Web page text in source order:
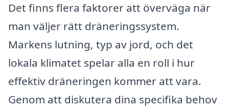
Det finns flera faktorer att överväga när
man väljer rätt dräneringssystem.
Markens lutning, typ av jord, och det
lokala klimatet spelar alla en roll i hur
effektiv dräneringen kommer att vara.
Genom att diskutera dina specifika behov